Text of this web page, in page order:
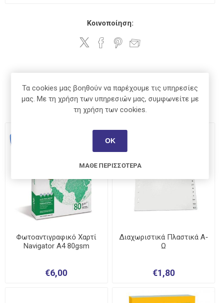
Κοινοποίηση:
Οι πελάτες που αγόρασαν αυτό το
προϊόν αγόρασαν επίσης
Φωτοαντιγραφικό Χαρτί
Navigator A4 80gsm
€6,00
Διαχωριστικά Πλαστικά Α-
Ω
€1,80
Τα cookies μας βοηθούν να παρέχουμε τις υπηρεσίες
μας. Με τη χρήση των υπηρεσιών μας, συμφωνείτε με
τη χρήση των cookies.
ΟΚ
ΜΆΘΕ ΠΕΡΙΣΣΌΤΕΡΑ